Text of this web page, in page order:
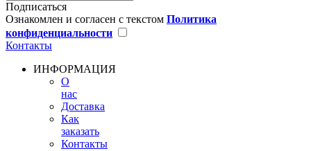
Подписаться
Ознакомлен и согласен с текстом Политика
конфиденциальности
Контакты
ИНФОРМАЦИЯ
О
нас
Доставка
Как
заказать
Контакты